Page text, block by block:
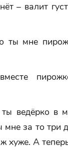
– валит
ты мне
ведёрко в
мне за то три
хуже. А